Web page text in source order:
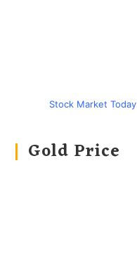
Stock Market Today
Gold Price